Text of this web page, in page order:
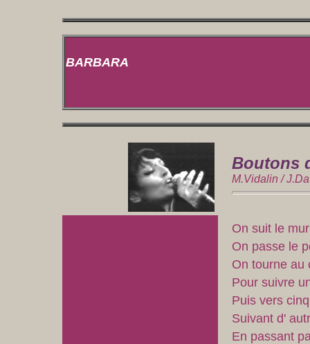
BARBARA
Boutons
M.Vidalin /
On suit le
On passe le
On tourne au
Pour suivre
Puis vers
Suivant d'
En passant